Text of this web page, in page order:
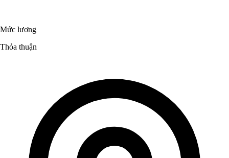
Mức lương
Thỏa thuận